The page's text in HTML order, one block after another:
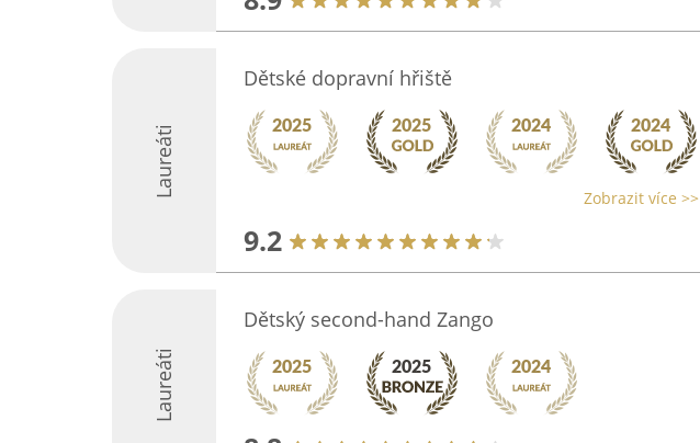
Laureáti
Dětské dopravní hřiště
Zobrazit více >>
9.2
Laureáti
Dětský second-hand Zango